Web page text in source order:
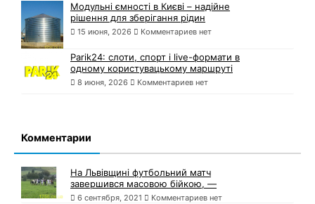
Модульні ємності в Києві – надійне
рішення для зберігання рідин
15 июня, 2026 Комментариев нет
Parik24: слоти, спорт і live-формати в
одному користувацькому маршруті
8 июня, 2026 Комментариев нет
Комментарии
На Львівщині футбольний матч
завершився масовою бійкою, —
6 сентября, 2021 Комментариев нет